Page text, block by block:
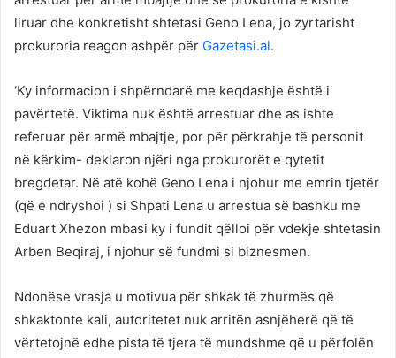
liruar dhe konkretisht shtetasi Geno Lena, jo zyrtarisht
prokuroria reagon ashpër për Gazetasi.al.
‘Ky informacion i shpërndarë me keqdashje është i
pavërtetë. Viktima nuk është arrestuar dhe as ishte
referuar për armë mbajtje, por për përkrahje të personit
në kërkim- deklaron njëri nga prokurorët e qytetit
bregdetar. Në atë kohë Geno Lena i njohur me emrin tjetër
(që e ndryshoi ) si Shpati Lena u arrestua së bashku me
Eduart Xhezon mbasi ky i fundit qëlloi për vdekje shtetasin
Arben Beqiraj, i njohur së fundmi si biznesmen.
Ndonëse vrasja u motivua për shkak të zhurmës që
shkaktonte kali, autoritetet nuk arritën asnjëherë që të
vërtetojnë edhe pista të tjera të mundshme që u përfolën